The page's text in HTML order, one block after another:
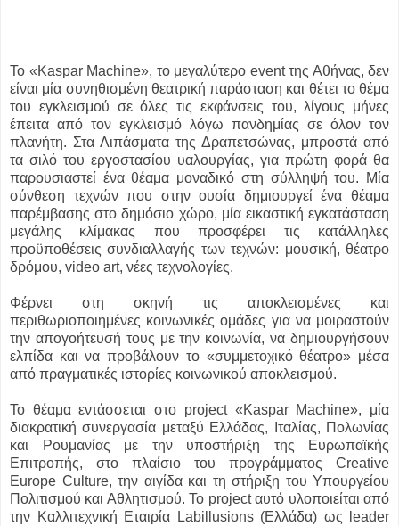
Το «Kaspar Machine», το μεγαλύτερο event της Αθήνας, δεν
είναι μία συνηθισμένη θεατρική παράσταση και θέτει το θέμα
του εγκλεισμού σε όλες τις εκφάνσεις του, λίγους μήνες
έπειτα από τον εγκλεισμό λόγω πανδημίας σε όλον τον
πλανήτη. Στα Λιπάσματα της Δραπετσώνας, μπροστά από
τα σιλό του εργοστασίου υαλουργίας, για πρώτη φορά θα
παρουσιαστεί ένα θέαμα μοναδικό στη σύλληψή του. Μία
σύνθεση τεχνών που στην ουσία δημιουργεί ένα θέαμα
παρέμβασης στο δημόσιο χώρο, μία εικαστική εγκατάσταση
μεγάλης κλίμακας που προσφέρει τις κατάλληλες
προϋποθέσεις συνδιαλλαγής των τεχνών: μουσική, θέατρο
δρόμου, video art, νέες τεχνολογίες.
Φέρνει στη σκηνή τις αποκλεισμένες και
περιθωριοποιημένες κοινωνικές ομάδες για να μοιραστούν
την απογοήτευσή τους με την κοινωνία, να δημιουργήσουν
ελπίδα και να προβάλουν το «συμμετοχικό θέατρο» μέσα
από πραγματικές ιστορίες κοινωνικού αποκλεισμού.
Το θέαμα εντάσσεται στο project «Kaspar Machine», μία
διακρατική συνεργασία μεταξύ Ελλάδας, Ιταλίας, Πολωνίας
και Ρουμανίας με την υποστήριξη της Ευρωπαϊκής
Επιτροπής, στο πλαίσιο του προγράμματος Creative
Europe Culture, την αιγίδα και τη στήριξη του Υπουργείου
Πολιτισμού και Αθλητισμού. To project αυτό υλοποιείται από
την Καλλιτεχνική Εταιρία Labillusions (Ελλάδα) ως leader